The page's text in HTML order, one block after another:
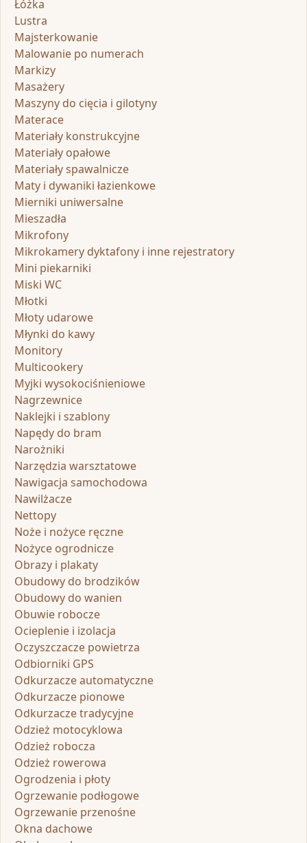
Łóżka
Lustra
Majsterkowanie
Malowanie po numerach
Markizy
Masażery
Maszyny do cięcia i gilotyny
Materace
Materiały konstrukcyjne
Materiały opałowe
Materiały spawalnicze
Maty i dywaniki łazienkowe
Mierniki uniwersalne
Mieszadła
Mikrofony
Mikrokamery dyktafony i inne rejestratory
Mini piekarniki
Miski WC
Młotki
Młoty udarowe
Młynki do kawy
Monitory
Multicookery
Myjki wysokociśnieniowe
Nagrzewnice
Naklejki i szablony
Napędy do bram
Narożniki
Narzędzia warsztatowe
Nawigacja samochodowa
Nawilżacze
Nettopy
Noże i nożyce ręczne
Nożyce ogrodnicze
Obrazy i plakaty
Obudowy do brodzików
Obudowy do wanien
Obuwie robocze
Ocieplenie i izolacja
Oczyszczacze powietrza
Odbiorniki GPS
Odkurzacze automatyczne
Odkurzacze pionowe
Odkurzacze tradycyjne
Odzież motocyklowa
Odzież robocza
Odzież rowerowa
Ogrodzenia i płoty
Ogrzewanie podłogowe
Ogrzewanie przenośne
Okna dachowe